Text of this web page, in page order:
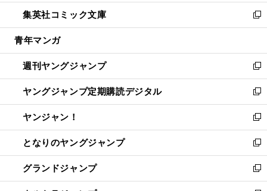
く
ウ
で
開
ン
ド
ウ
開
く
ウ
ィ
ン
ウ
で
開
く
し
い
ウ
ン
ド
ウ
で
開
く
集英社コミック文庫
新
し
ウ
ィ
ン
ド
ウ
で
開
く
青年マンガ
週刊ヤングジャンプ
新
し
い
ウ
ィ
ン
ド
ウ
で
開
ヤングジャンプ定期購読デジタル
新
し
い
ウ
ィ
ン
ド
ウ
ヤンジャン！
新
し
い
ウ
ィ
ン
となりのヤングジャンプ
新
し
い
ウ
グランドジャンプ
新
し